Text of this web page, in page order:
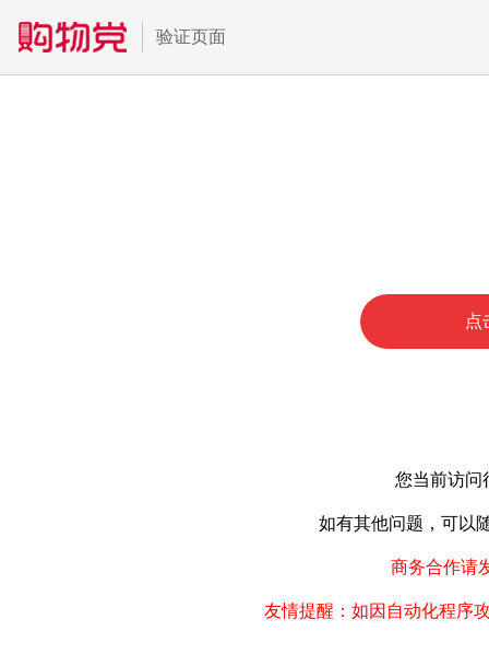
验证页面
点
您当前访问
如有其他问题，可以
商务合作请
友情提醒：如因自动化程序